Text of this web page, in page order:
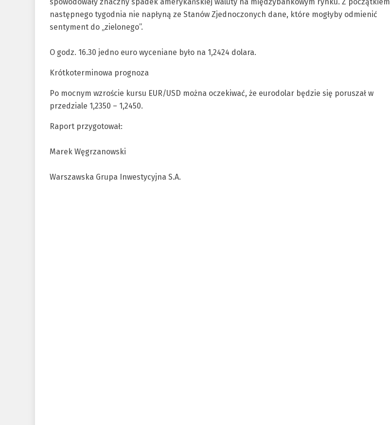
następnego tygodnia nie napłyną ze Stanów Zjednoczonych dane, które mogłyby odmienić
sentyment do „zielonego”.
O godz. 16.30 jedno euro wyceniane było na 1,2424 dolara.
Krótkoterminowa prognoza
Po mocnym wzroście kursu EUR/USD można oczekiwać, że eurodolar będzie się poruszał w
przedziale 1,2350 – 1,2450.
Raport przygotował:
Marek Węgrzanowski
Warszawska Grupa Inwestycyjna S.A.